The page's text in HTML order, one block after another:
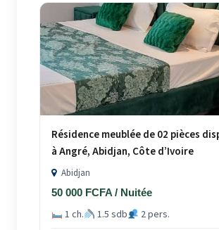
Résidence meublée de 02 pièces
à Angré, Abidjan, Côte d’Ivoire
Abidjan
50 000 FCFA / Nuitée
1 ch. 1.5 sdb 2 pers.